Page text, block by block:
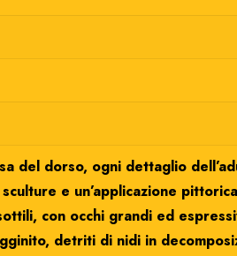
del dorso, ogni dettaglio
e un’applicazione
con occhi grandi ed
detriti di nidi in